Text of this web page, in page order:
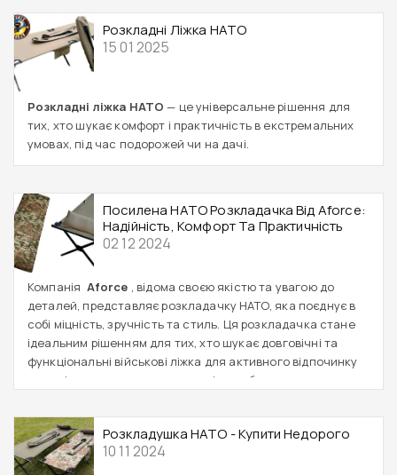
Розкладні Ліжка НАТО
15 01 2025
Розкладні ліжка НАТО — це універсальне рішення для
тих, хто шукає комфорт і практичність в екстремальних
умовах, під час подорожей чи на дачі.
Посилена НАТО Розкладачка Від Aforce:
Надійність, Комфорт Та Практичність
02 12 2024
Компанія Aforce , відома своєю якістю та увагою до
деталей, представляє розкладачку НАТО, яка поєднує в
собі міцність, зручність та стиль. Ця розкладачка стане
ідеальним рішенням для тих, хто шукає довговічні та
функціональні військові ліжка для активного відпочинку
та навіть як запасне спальне місце у будинку.
Розкладушка НАТО - Купити Недорого
10 11 2024